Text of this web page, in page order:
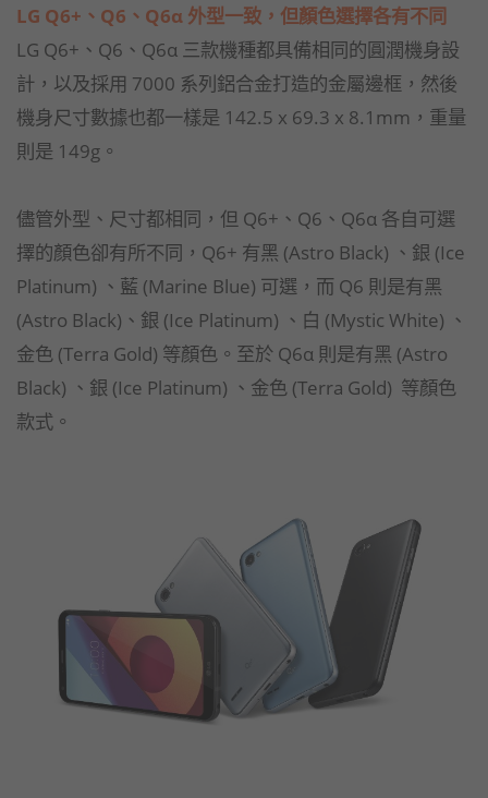
LG Q6+、Q6、Q6α 外型一致，但顏色選擇各有不同
LG Q6+、Q6、Q6α 三款機種都具備相同的圓潤機身設
計，以及採用 7000 系列鋁合金打造的金屬邊框，然後
機身尺寸數據也都一樣是 142.5 x 69.3 x 8.1mm，重量
則是 149g。
儘管外型、尺寸都相同，但 Q6+、Q6、Q6α 各自可選
擇的顏色卻有所不同，Q6+ 有黑 (Astro Black) 、銀 (Ice
Platinum) 、藍 (Marine Blue) 可選，而 Q6 則是有黑
(Astro Black)、銀 (Ice Platinum) 、白 (Mystic White) 、
金色 (Terra Gold) 等顏色。至於 Q6α 則是有黑 (Astro
Black) 、銀 (Ice Platinum) 、金色 (Terra Gold) 等顏色
款式。